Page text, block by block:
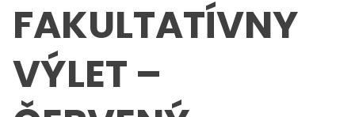
FAKULTATÍVNY
VÝLET –